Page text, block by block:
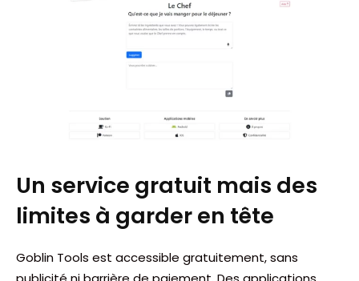
Un service gratuit mais des
limites à garder en tête
Goblin Tools est accessible gratuitement, sans